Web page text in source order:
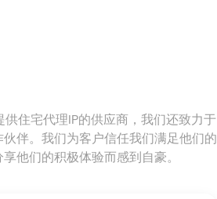
住宅代理IP的供应商，我们还致力于
伴。我们为客户信任我们满足他们的
他们的积极体验而感到自豪。